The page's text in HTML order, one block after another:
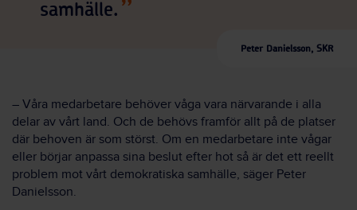
samhälle.
Peter Danielsson, SKR
– Våra medarbetare behöver våga vara närvarande i alla
delar av vårt land. Och de behövs framför allt på de platser
där behoven är som störst. Om en medarbetare inte vågar
eller börjar anpassa sina beslut efter hot så är det ett reellt
problem mot vårt demokratiska samhälle, säger Peter
Danielsson.